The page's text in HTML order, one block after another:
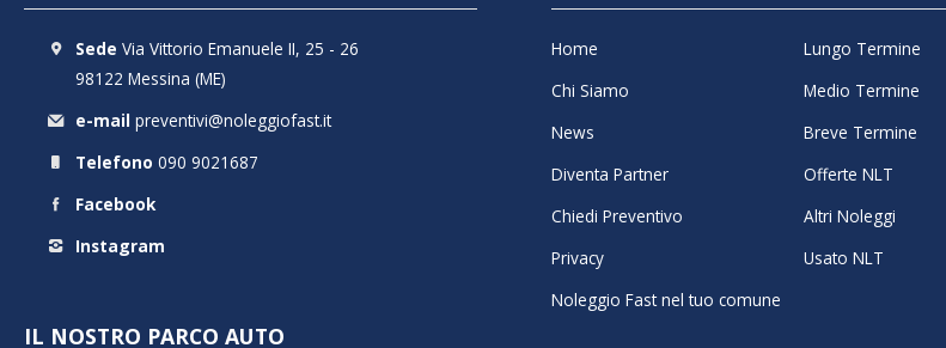
Sede Via Vittorio Emanuele II, 25 - 26
98122 Messina (ME)
e-mail preventivi@noleggiofast.it
Telefono 090 9021687
Facebook
Instagram
Home
Chi Siamo
News
Diventa Partner
Chiedi Preventivo
Privacy
Noleggio Fast nel tuo comune
Lungo Termine
Medio Termine
Breve Termine
Offerte NLT
Altri Noleggi
Usato NLT
IL NOSTRO PARCO AUTO